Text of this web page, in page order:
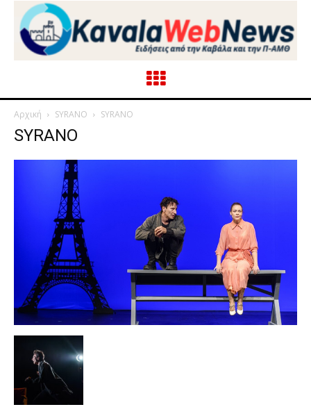
Αρχική SYRANO SYRANO
SYRANO